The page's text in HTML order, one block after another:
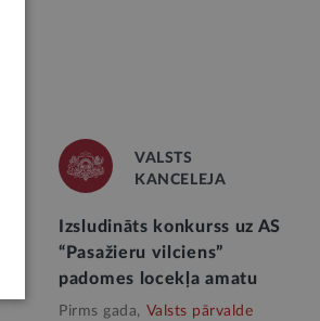
VALSTS
KANCELEJA
Izsludināts konkurss uz AS
“Pasažieru vilciens”
padomes locekļa amatu
Pirms gada, Valsts pārvalde